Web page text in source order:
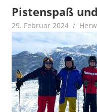
Ski
Pistenspaß
29. Februar 2024